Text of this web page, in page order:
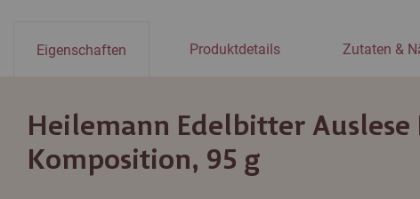
Eigenschaften
Heilemann Edelbitter Auslese
Komposition, 95 g
Produktdetails Zutaten &